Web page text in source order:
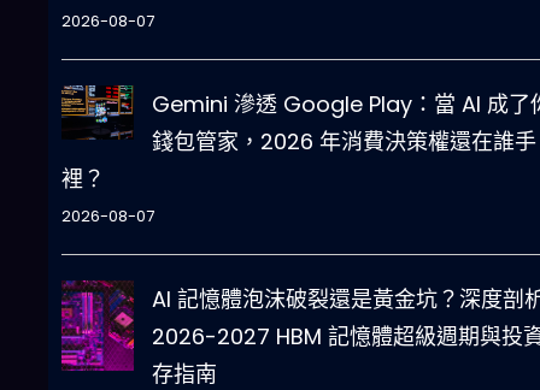
2026-08-07
Gemini 滲透 Google Play：當 AI 成了
錢包管家，2026 年消費決策權還在誰手
裡？
2026-08-07
AI 記憶體泡沫破裂還是黃金坑？深度剖
2026-2027 HBM 記憶體超級週期與投
存指南